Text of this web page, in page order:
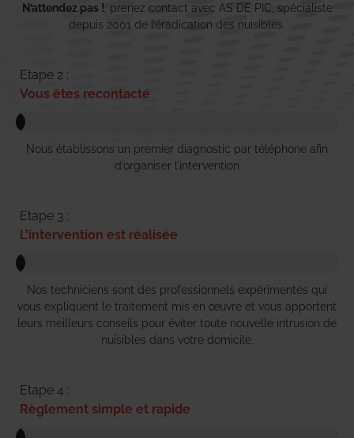
N’attendez pas ! , prenez contact avec AS DE PIC, spécialiste
depuis 2001 de l’éradication des nuisibles.
Etape 2 :
Vous êtes recontacté
Nous établissons un premier diagnostic par téléphone afin
d’organiser l’intervention
Etape 3 :
L'intervention est réalisée
Nos techniciens sont des professionnels expérimentés qui
vous expliquent le traitement mis en œuvre et vous apportent
leurs meilleurs conseils pour éviter toute nouvelle intrusion de
nuisibles dans votre domicile.
Etape 4 :
Règlement simple et rapide